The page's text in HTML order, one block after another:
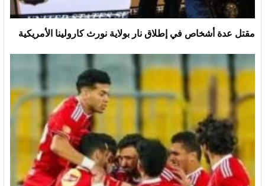
مقتل عدة أشخاص في إطلاق نار بولاية نورث كارولينا الأمريكية